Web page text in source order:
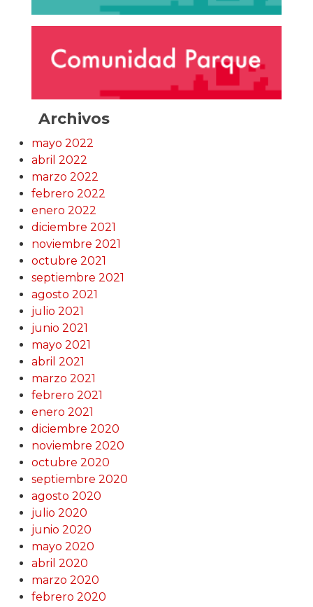
Archivos
mayo 2022
abril 2022
marzo 2022
febrero 2022
enero 2022
diciembre 2021
noviembre 2021
octubre 2021
septiembre 2021
agosto 2021
julio 2021
junio 2021
mayo 2021
abril 2021
marzo 2021
febrero 2021
enero 2021
diciembre 2020
noviembre 2020
octubre 2020
septiembre 2020
agosto 2020
julio 2020
junio 2020
mayo 2020
abril 2020
marzo 2020
febrero 2020